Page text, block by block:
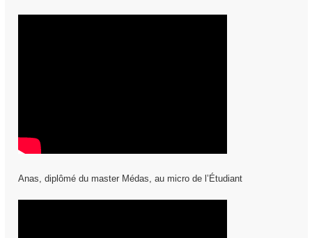
Anas, diplômé du master Médas, au micro de l’Étudiant